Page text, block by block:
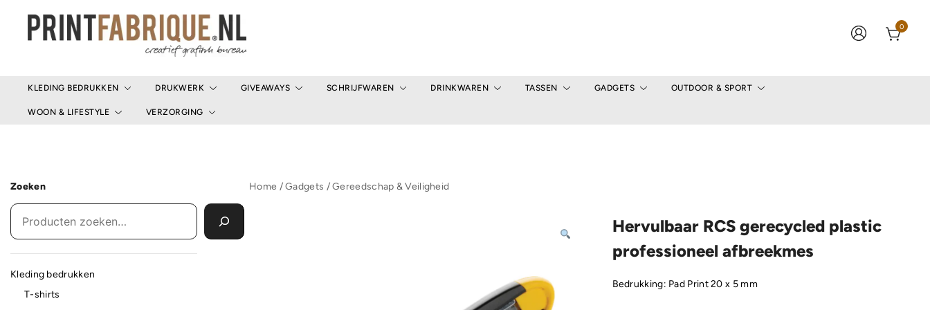
0
KLEDING BEDRUKKEN DRUKWERK GIVEAWAYS SCHRIJFWAREN DRINKWAREN TASSEN GADGETS OUTDOOR & SPORT
WOON & LIFESTYLE VERZORGING
Home /Gadgets /Gereedschap & Veiligheid
Hervulbaar RCS gerecycled plastic
professioneel afbreekmes
Bedrukking: Pad Print 20 x 5 mm
Zoeken
Kleding bedrukken
T-shirts